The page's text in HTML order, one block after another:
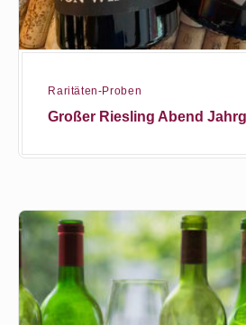
Raritäten-Proben
Großer Riesling Abend
Bordeaux
Probe
Jahrgang
2005